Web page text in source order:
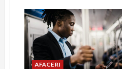
și
tendințe
în
PR
pentru
o
abordare
modernă.
AFACERI